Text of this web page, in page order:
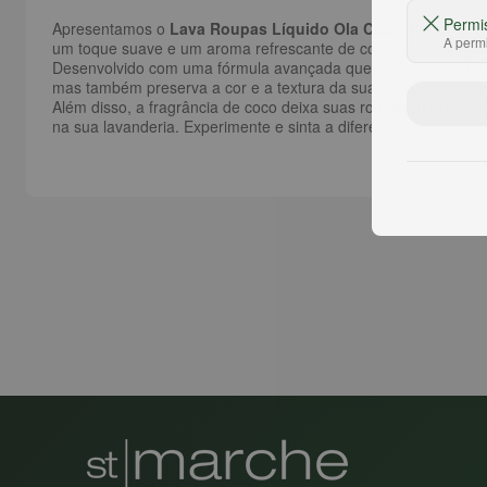
Apresentamos o Lava Roupas Líquido Ola Coco 500ml,
um toque suave e um aroma refrescante de coco. Um único
Desenvolvido com uma fórmula avançada que limpa
mas também preserva a cor e a textura da sua roupa,
Além disso, a fragrância de coco deixa suas roupas
na sua lavanderia. Experimente e sinta a diferença!
A